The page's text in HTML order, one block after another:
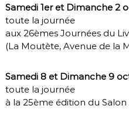
Samedi 1er et Dimanche 2
toute la journée
aux 26èmes Journées du
(La Moutète, Avenue de la
Samedi 8 et Dimanche 9
toute la journée
à la 25ème édition du Salon